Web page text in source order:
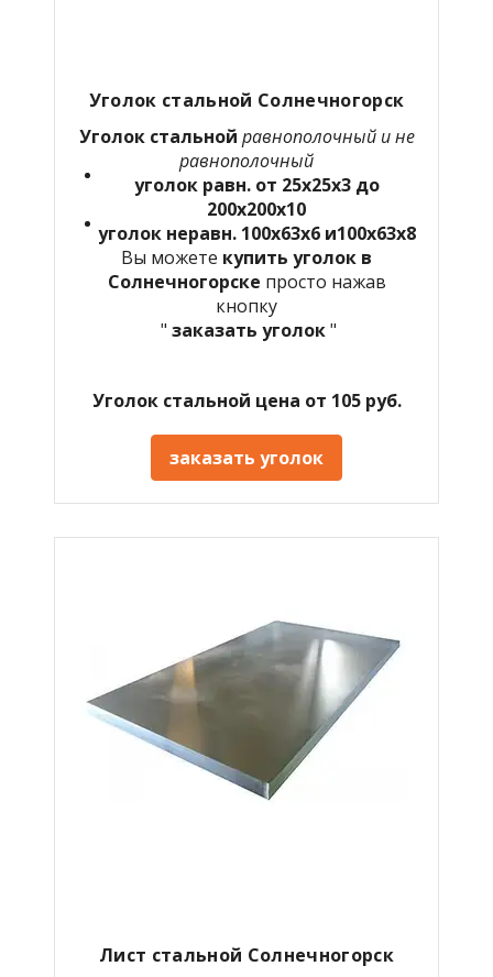
Уголок стальной Солнечногорск
Уголок стальной равнополочный и не
равнополочный
уголок равн. от 25х25х3 до
200х200х10
уголок неравн. 100х63х6 и100х63х8
Вы можете купить уголок в
Солнечногорске просто нажав
кнопку
" заказать уголок"
Уголок стальной цена от 105 руб.
заказать уголок
Лист стальной Солнечногорск